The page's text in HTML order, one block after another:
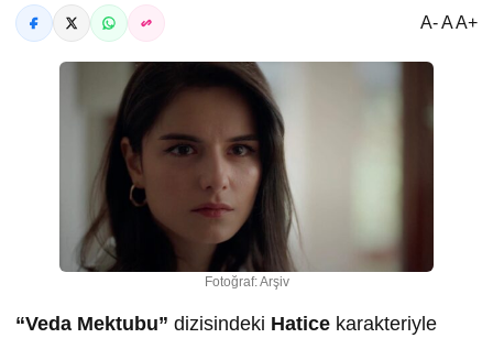
A- A A+
Fotoğraf: Arşiv
“Veda Mektubu” dizisindeki Hatice karakteriyle